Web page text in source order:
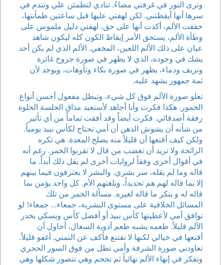
وترى النور في غرفتي مضاءً. تنادي لتطمئن علي وتندم في
سرها أنها أيقظتني. لكن لهفتي عليها قبل ساعتين طمأنتها،
خففت الألم، أكدت أنها على حق، لهفتي دليل ملموس على
وطأة الألم، يستحق الأمر إيقاظ الكون كله ليكون شاهد
عيان على ذلك الألم اللعين، المخفي. الألم الذي لم يكن أحد
يشك في وجوده، الذي لا يظهر في صورة جروح غائرة
ونزيف ودماء، يظهر في صورة بكاء وتأوهات، ويوجد لأن
ثمة جمهور يشهد عليه.
تعلو صورة الألم فوق كل شيء، وتبطل مفعول أحسن أنواع
الخمور. هكذا فكرت وأنا أجاهد لأستعيد مذاق الجلسة الحلوة
رفقة أصدقائي. فكرت أيضاً وقد أفقت تماماً من أي تأثير
من شأنه أن يشوش الذهن أن أمي تحتاج لكأس نبيذ يومياً.
ولكن كيف أقنعها أن قليلاً منه يصلح المعدة. هي تكره
الرائحة ولا تريد أن تغضب من قال لا تقربوا الخمر. رغم أنه
في أقوال أخرى وفقاً لروايات أخرى لم يقل ذلك أبداً. ما
قاله وما لم يقله، سر بشري. والبشر لا يعترفون فيما بينهم
إلا بما قاله لهم هم تحديداً، وبلغتهم الأم. كل واحد يؤمن بما
قاله له و ينكر ما قاله لغيره. مسألة الخمر من تلك
المسائل الخلافية على مستوى البشرية، جمعاء... جمعاء! لو
توافق أمي لأعطيتها كأس نبيذ أو أفضل كأس ويسكي يخدر
الألم قليلاً. طعمه يشبه طعم أدوية السعال، أحاول أن
أقنعها في خيالي لكنها لا تقتنع فأكف عن التمني. أغفو قليلاً.
تعاودني صورة الشرفة وأمي تطل من فوق السور الحجري
وتفكر في إنهاء الألم نهائياً ثم تحجم وهي تتصور شكلها وهي